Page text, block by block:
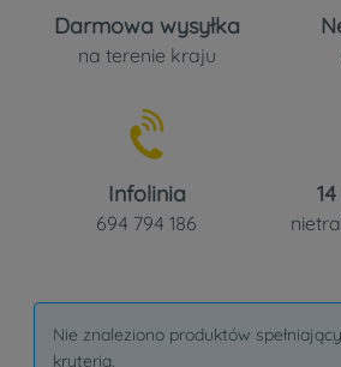
Darmowa wysyłka
na terenie kraju
Infolinia
694 794 186
Nie znaleziono produktów
kryteria.